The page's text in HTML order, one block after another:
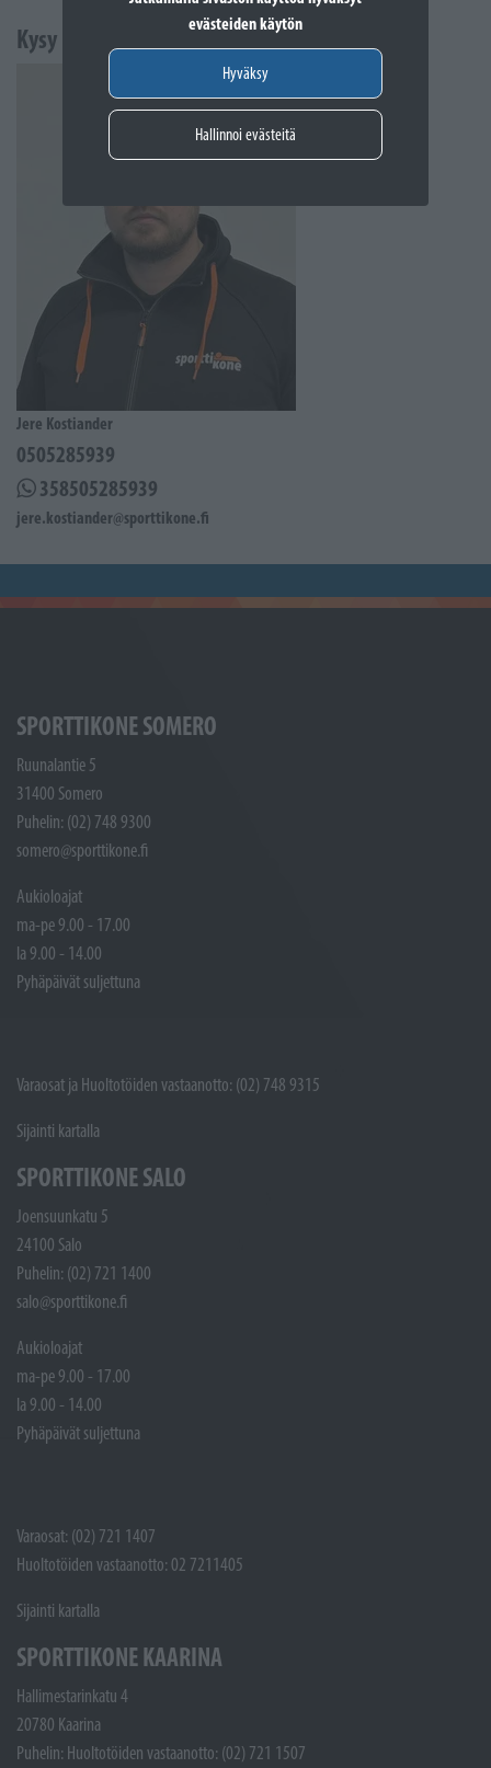
evästeiden käytön
Hyväksy
Hallinnoi evästeitä
Kysy lisää
Jere Kostiander
0505285939
358505285939
jere.kostiander@sporttikone.fi
SPORTTIKONE SOMERO
Ruunalantie 5
31400 Somero
Puhelin: (02) 748 9300
somero@sporttikone.fi
Aukioloajat
ma-pe 9.00 - 17.00
la 9.00 - 14.00
Pyhäpäivät suljettuna
Varaosat ja Huoltotöiden vastaanotto: (02) 748 9315
Sijainti kartalla
SPORTTIKONE SALO
Joensuunkatu 5
24100 Salo
Puhelin: (02) 721 1400
salo@sporttikone.fi
Aukioloajat
ma-pe 9.00 - 17.00
la 9.00 - 14.00
Pyhäpäivät suljettuna
Varaosat: (02) 721 1407
Huoltotöiden vastaanotto: 02 7211405
Sijainti kartalla
SPORTTIKONE KAARINA
Hallimestarinkatu 4
20780 Kaarina
Puhelin: Huoltotöiden vastaanotto: (02) 721 1507